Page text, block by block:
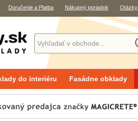
Doručenie a Platba Nákupný poriadok Otázky
do interiéru Fasádne obklady